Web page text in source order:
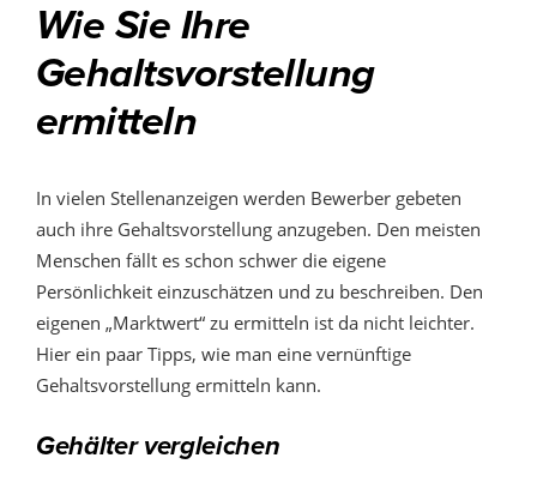
Wie Sie Ihre
Gehaltsvorstellung
ermitteln
In vielen Stellenanzeigen werden Bewerber gebeten
auch ihre Gehaltsvorstellung anzugeben. Den meisten
Menschen fällt es schon schwer die eigene
Persönlichkeit einzuschätzen und zu beschreiben. Den
eigenen „Marktwert“ zu ermitteln ist da nicht leichter.
Hier ein paar Tipps, wie man eine vernünftige
Gehaltsvorstellung ermitteln kann.
Gehälter vergleichen